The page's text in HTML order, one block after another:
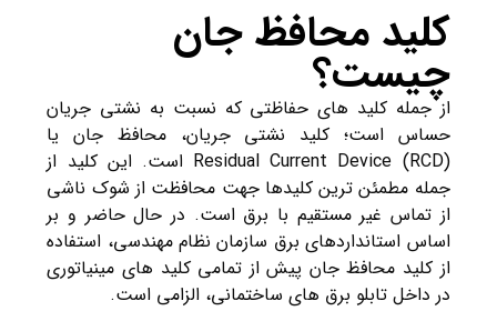
کلید محافظ جان
چیست؟
از جمله کلید های حفاظتی که نسبت به نشتی جریان
حساس است؛ کلید نشتی جریان، محافظ جان یا
Residual Current Device (RCD) است. این کلید از
جمله مطمئن ترین کلیدها جهت محافظت از شوک ناشی
از تماس غیر مستقیم با برق است. در حال حاضر و بر
اساس استانداردهای برق سازمان نظام مهندسی، استفاده
از کلید محافظ جان پیش از تمامی کلید های مینیاتوری
در داخل تابلو برق های ساختمانی، الزامی است.